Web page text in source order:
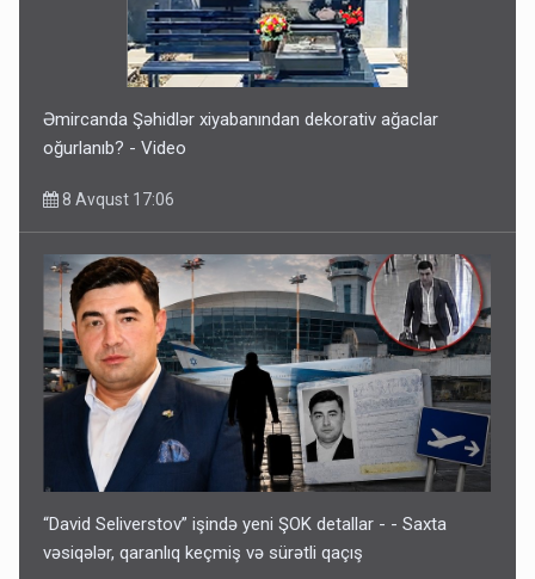
Əmircanda Şəhidlər xiyabanından dekorativ ağaclar
oğurlanıb? - Video
8 Avqust 17:06
“David Seliverstov” işində yeni ŞOK detallar - - Saxta
vəsiqələr, qaranlıq keçmiş və sürətli qaçış